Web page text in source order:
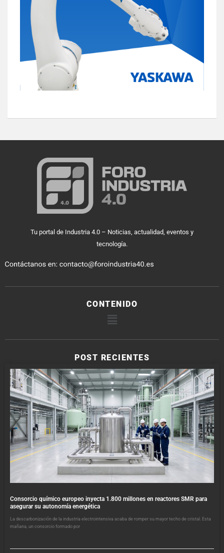
Tu portal de Industria 4.0 – Noticias, actualidad, eventos y
tecnología.
CONTENIDO
POST RECIENTES
Consorcio químico europeo inyecta 1.800 millones en reactores SMR para
asegurar su autonomía energética
La descarbonización de la industria electrointensiva acaba de romper su mayor techo de cristal. Esta
mañana, un consorcio formado por